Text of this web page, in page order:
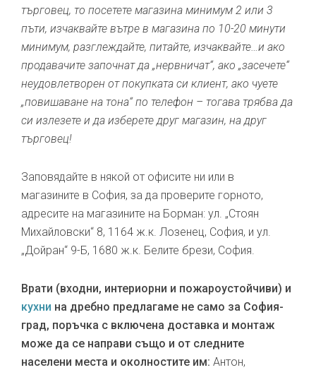
търговец, то посетете магазина минимум 2 или 3
пъти, изчаквайте вътре в магазина по 10-20 минути
минимум, разглеждайте, питайте, изчаквайте…и ако
продавачите започнат да „нервничат“, ако „засечете“
неудовлетворен от покупката си клиент, ако чуете
„повишаване на тона“ по телефон – тогава трябва да
си излезете и да изберете друг магазин, на друг
търговец!
Заповядайте в някой от офисите ни или в
магазините в София, за да проверите горното,
адресите на магазините на Борман: ул. „Стоян
Михайловски“ 8, 1164 ж.к. Лозенец, София, и ул.
„Дойран“ 9-Б, 1680 ж.к. Белите брези, София.
Врати (входни, интериорни и пожароустойчиви) и
кухни на дребно предлагаме не само за София-
град, поръчка с включена доставка и монтаж
може да се направи също и от следните
населени места и околностите им: Антон,